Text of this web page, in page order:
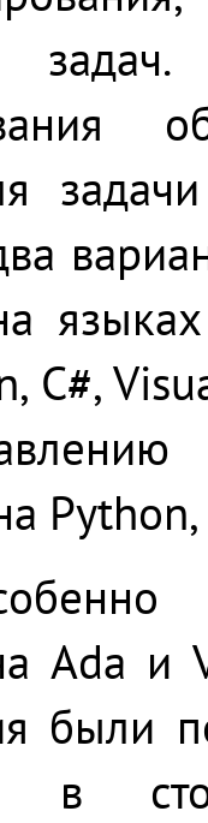
C#,
Ada и
были
в